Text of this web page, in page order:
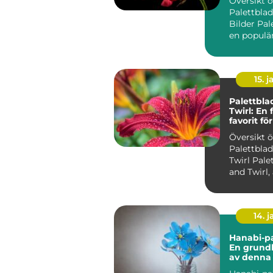
Bilder
en
s...
15.
Twirl: En
favorit
Översikt
Twirl Palettblad Twist
and Twirl,
an...
14.
Hanabi-
En
av